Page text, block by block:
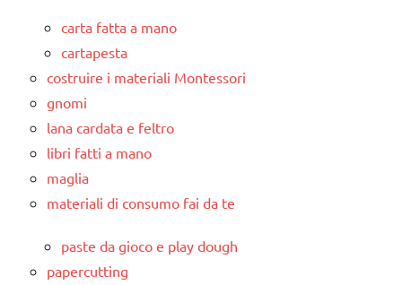
carta fatta a mano
cartapesta
costruire i materiali Montessori
gnomi
lana cardata e feltro
libri fatti a mano
maglia
materiali di consumo fai da te
paste da gioco e play dough
papercutting